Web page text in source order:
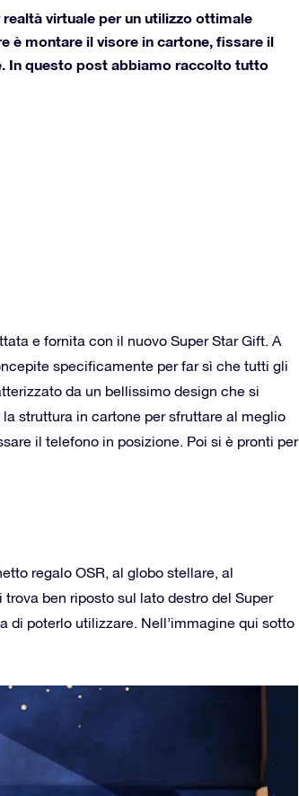
virtuale per un utilizzo ottimale
è montare il visore in cartone, fissare il
In questo post abbiamo raccolto tutto
e fornita con il nuovo Super Star Gift. A
specificamente per far sì che tutti gli
da un bellissimo design che si
struttura in cartone per sfruttare al meglio
il telefono in posizione. Poi si è pronti per
regalo OSR, al globo stellare, al
ben riposto sul lato destro del Super
di poterlo utilizzare. Nell’immagine qui sotto